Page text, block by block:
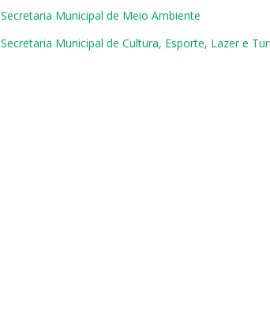
Secretaria Municipal de Meio Ambiente
Secretaria Municipal de Cultura, Esporte, Lazer e